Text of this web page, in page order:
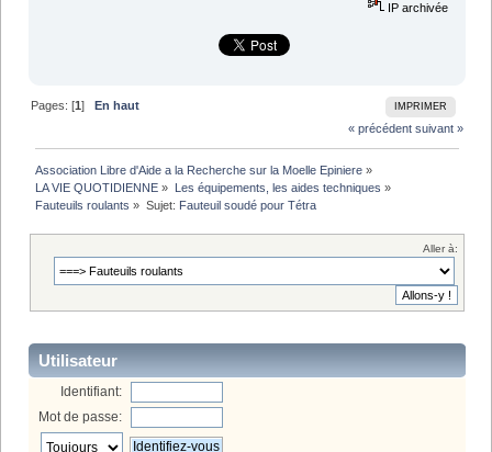
IP archivée
IMPRIMER
Pages: [1]En haut
« précédent suivant »
Association Libre d'Aide a la Recherche sur la Moelle Epiniere »
LA VIE QUOTIDIENNE » Les équipements, les aides techniques »
Fauteuils roulants » Sujet: Fauteuil soudé pour Tétra
Aller à:
Utilisateur
Identifiant:
Mot de passe: